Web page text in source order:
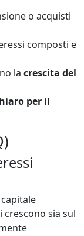
o acquisti
composti e
la crescita del
per il
sia sul